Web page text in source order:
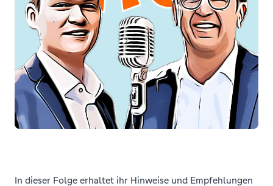
In dieser Folge erhaltet ihr Hinweise und Empfehlungen